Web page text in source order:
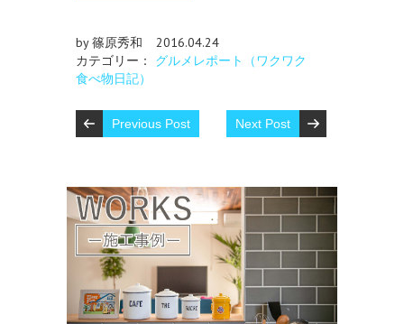
by 篠原秀和
2016.04.24
カテゴリー： グルメレポート（ワクワク
食べ物日記）
Previous Post Next Post